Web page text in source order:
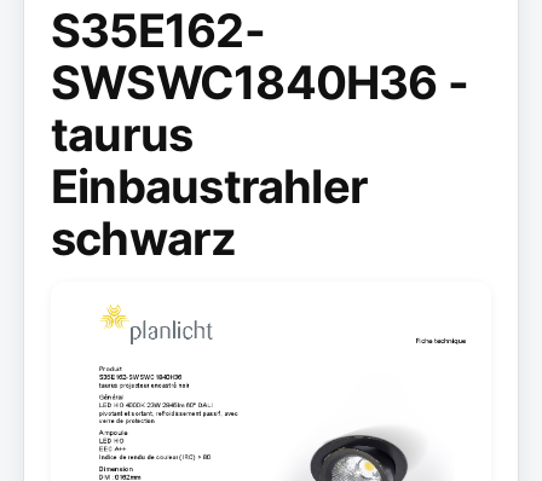
S35E162-
SWSWC1840H36 -
taurus
Einbaustrahler
schwarz